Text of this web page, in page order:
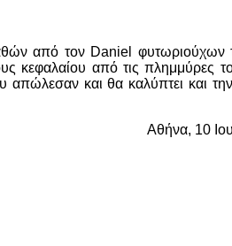
από τον Daniel φυτωριούχων
κεφαλαίου από τις πλημμύρες
απώλεσαν και θα καλύπτει και
Αθήνα, 10